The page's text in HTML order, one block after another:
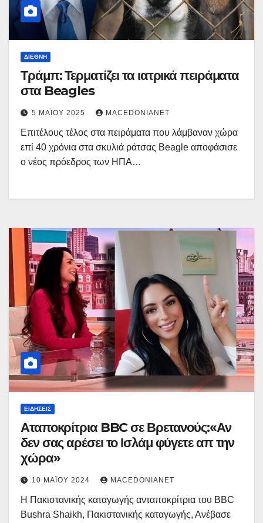
ΔΙΕΘΝΉ
Τράμπ: Τερματίζει τα ιατρικά πειράματα
στα Beagles
5 ΜΑΪ́ΟΥ 2025 MACEDONIANET
Επιτέλους τέλος στα πειράματα που λάμβαναν χώρα
επί 40 χρόνια στα σκυλιά ράτσας Beagle αποφάσισε
ο νέος πρόεδρος των ΗΠΑ…
ΕΙΔΉΣΕΙΣ
Αταποκρίτρια BBC σε Βρετανούς:«Αν
δεν σας αρέσει το Ισλάμ φύγετε απ την
χώρα»
10 ΜΑΪ́ΟΥ 2024 MACEDONIANET
Η Πακιστανικής καταγωγής ανταποκρίτρια του BBC
Bushra Shaikh, Πακιστανικής καταγωγής, Ανέβασε